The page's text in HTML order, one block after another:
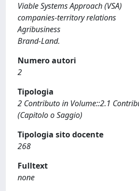
Viable Systems Approach (VSA)
companies-territory relations
Agribusiness
Brand-Land.
Numero autori
2
Tipologia
2 Contributo in Volume::2.1
(Capitolo o Saggio)
Tipologia sito docente
268
Fulltext
none